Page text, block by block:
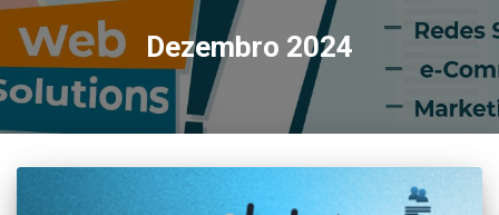
Dezembro 2024